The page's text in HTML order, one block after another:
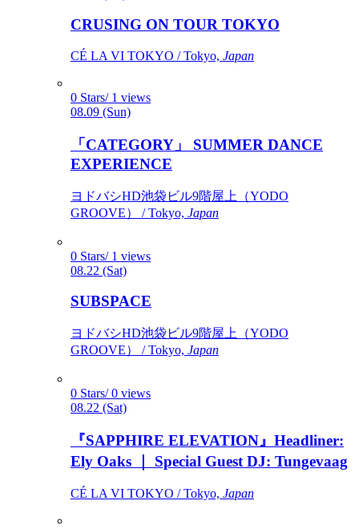
CRUSING ON TOUR TOKYO
CÉ LA VI TOKYO / Tokyo, Japan
0 Stars/ 1 views
08.09 (Sun)
「CATEGORY」 SUMMER DANCE
EXPERIENCE
ヨドバシHD池袋ビル9階屋上（YODO
GROOVE） / Tokyo, Japan
0 Stars/ 1 views
08.22 (Sat)
SUBSPACE
ヨドバシHD池袋ビル9階屋上（YODO
GROOVE） / Tokyo, Japan
0 Stars/ 0 views
08.22 (Sat)
『SAPPHIRE ELEVATION』Headliner:
Ely Oaks ｜ Special Guest DJ: Tungevaag
CÉ LA VI TOKYO / Tokyo, Japan